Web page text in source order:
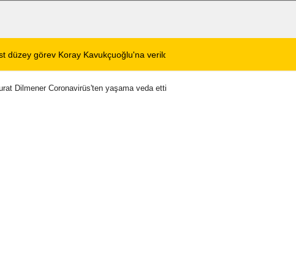
lira zam geldi Şuhut
Dilmener Coronavirüs'ten yaşama veda etti